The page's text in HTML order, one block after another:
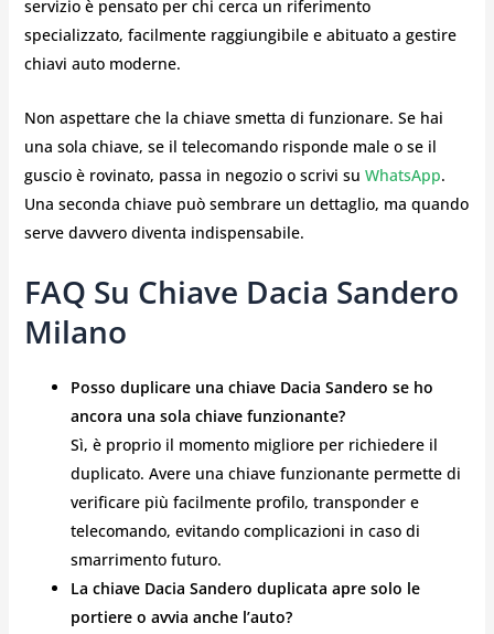
servizio è pensato per chi cerca un riferimento
specializzato, facilmente raggiungibile e abituato a gestire
chiavi auto moderne.
Non aspettare che la chiave smetta di funzionare. Se hai
una sola chiave, se il telecomando risponde male o se il
guscio è rovinato, passa in negozio o scrivi su WhatsApp.
Una seconda chiave può sembrare un dettaglio, ma quando
serve davvero diventa indispensabile.
FAQ Su Chiave Dacia Sandero
Milano
Posso duplicare una chiave Dacia Sandero se ho
ancora una sola chiave funzionante?
Sì, è proprio il momento migliore per richiedere il
duplicato. Avere una chiave funzionante permette di
verificare più facilmente profilo, transponder e
telecomando, evitando complicazioni in caso di
smarrimento futuro.
La chiave Dacia Sandero duplicata apre solo le
portiere o avvia anche l’auto?